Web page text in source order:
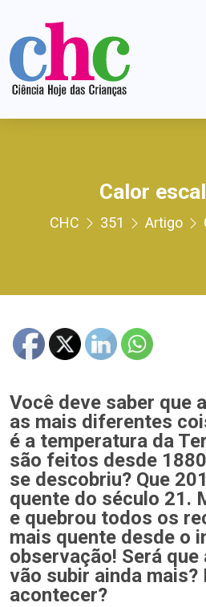
Calor
CHC 351 Artigo
Você deve saber que
as mais diferentes
é a temperatura da
são feitos desde
se descobriu? Que
quente do século 21.
e quebrou todos os
mais quente desde o
observação! Será
vão subir ainda mais?
acontecer?